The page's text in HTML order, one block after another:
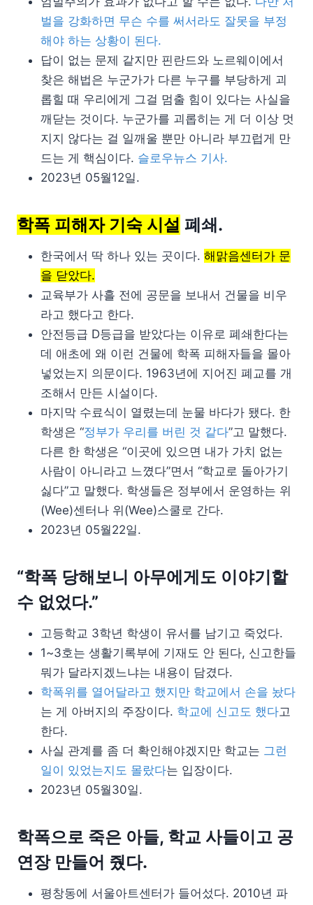
벌을 강화하면 무슨 수를 써서라도 잘못을 부정
해야 하는 상황이 된다.
답이 없는 문제 같지만 핀란드와 노르웨이에서
찾은 해법은 누군가가 다른 누구를 부당하게 괴
롭힐 때 우리에게 그걸 멈출 힘이 있다는 사실을
깨닫는 것이다. 누군가를 괴롭히는 게 더 이상 멋
지지 않다는 걸 일깨울 뿐만 아니라 부끄럽게 만
드는 게 핵심이다. 슬로우뉴스 기사.
2023년 05월12일.
학폭 피해자 기숙 시설 폐쇄.
한국에서 딱 하나 있는 곳이다. 해맑음센터가 문
을 닫았다.
교육부가 사흘 전에 공문을 보내서 건물을 비우
라고 했다고 한다.
안전등급 D등급을 받았다는 이유로 폐쇄한다는
데 애초에 왜 이런 건물에 학폭 피해자들을 몰아
넣었는지 의문이다. 1963년에 지어진 폐교를 개
조해서 만든 시설이다.
마지막 수료식이 열렸는데 눈물 바다가 됐다. 한
학생은 “정부가 우리를 버린 것 같다”고 말했다.
다른 한 학생은 “이곳에 있으면 내가 가치 없는
사람이 아니라고 느꼈다”면서 “학교로 돌아가기
싫다”고 말했다. 학생들은 정부에서 운영하는 위
(Wee)센터나 위(Wee)스쿨로 간다.
2023년 05월22일.
“학폭 당해보니 아무에게도 이야기할
수 없었다.”
고등학교 3학년 학생이 유서를 남기고 죽었다.
1~3호는 생활기록부에 기재도 안 된다, 신고한들
뭐가 달라지겠느냐는 내용이 담겼다.
학폭위를 열어달라고 했지만 학교에서 손을 놨다
는 게 아버지의 주장이다. 학교에 신고도 했다고
한다.
사실 관계를 좀 더 확인해야겠지만 학교는 그런
일이 있었는지도 몰랐다는 입장이다.
2023년 05월30일.
학폭으로 죽은 아들, 학교 사들이고 공
연장 만들어 줬다.
평창동에 서울아트센터가 들어섰다. 2010년 파